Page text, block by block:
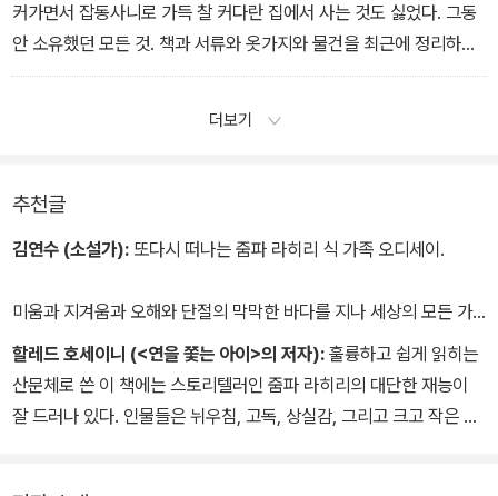
커가면서 잡동사니로 가득 찰 커다란 집에서 사는 것도 싫었다. 그동
안 소유했던 모든 것. 책과 서류와 옷가지와 물건을 최근에 정리하지
않았던가. 인생은 어느 시점까지 규모가 불어난다. 그는 이제 그 시점
더보기
추천글
김연수 (소설가): 또다시 떠나는 줌파 라히리 식 가족 오디세이.
미움과 지겨움과 오해와 단절의 막막한 바다를 지나 세상의 모든 가
족들이 다다르게 되는 공존을 찾기까지의 과정을 담은 이야기들이 줌
파 라히리 특유의 섬세한 시선 속에 담겼다. 우리는 끝내 불완전한 이
방인으로 남는다는 사실이 역설적으로 가족을 이해하는 첫걸음이라
할레드 호세이니 (<연을 쫓는 아이>의 저자): 훌륭하고 쉽게 읽히는
산문체로 쓴 이 책에는 스토리텔러인 줌파 라히리의 대단한 재능이
잘 드러나 있다. 인물들은 뉘우침, 고독, 상실감, 그리고 크고 작은 비